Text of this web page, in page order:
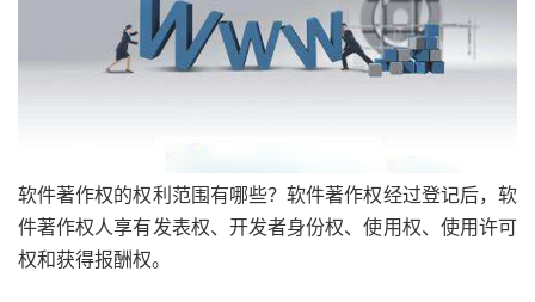
软件著作权的权利范围有哪些？软件著作权经过登记后，软
件著作权人享有发表权、开发者身份权、使用权、使用许可
权和获得报酬权。